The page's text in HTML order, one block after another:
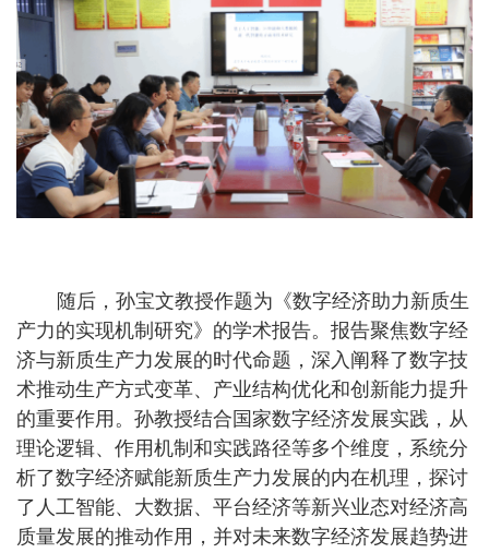
随后，孙宝文教授作题为《数字经济助力新质生
产力的实现机制研究》的学术报告。报告聚焦数字经
济与新质生产力发展的时代命题，深入阐释了数字技
术推动生产方式变革、产业结构优化和创新能力提升
的重要作用。孙教授结合国家数字经济发展实践，从
理论逻辑、作用机制和实践路径等多个维度，系统分
析了数字经济赋能新质生产力发展的内在机理，探讨
了人工智能、大数据、平台经济等新兴业态对经济高
质量发展的推动作用，并对未来数字经济发展趋势进